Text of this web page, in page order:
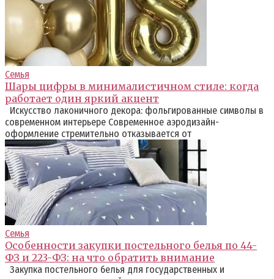
Семья
Шары цифры в минималистичном стиле: когда
работает один яркий акцент
Искусство лаконичного декора: фольгированные символы в
современном интерьере Современное аэродизайн-
оформление стремительно отказывается от
Семья
Особенности закупки постельного белья по 44-
ФЗ и 223-ФЗ: на что обратить внимание
Закупка постельного белья для государственных и